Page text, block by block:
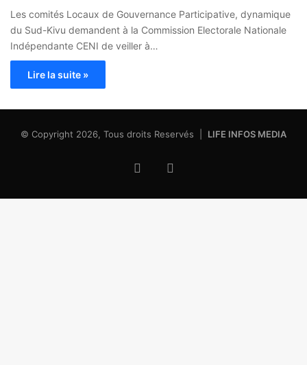
Les comités Locaux de Gouvernance Participative, dynamique
du Sud-Kivu demandent à la Commission Electorale Nationale
Indépendante CENI de veiller à…
Lire la suite »
© Copyright 2026, Tous droits Reservés | LIFE INFOS MEDIA
Facebook